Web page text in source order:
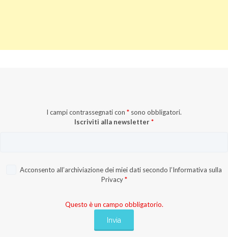
I campi contrassegnati con * sono obbligatori.
Iscriviti alla newsletter*
Acconsento all’archiviazione dei miei dati secondo l’Informativa sulla
Privacy *
Questo è un campo obbligatorio.